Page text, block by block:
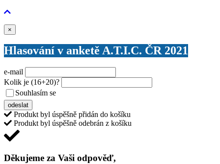
×
Hlasování v anketě A.T.I.C. ČR 2021
e-mail
Kolik je (16+20)?
Souhlasím se
odeslat
Produkt byl úspěšně přidán do košíku
Produkt byl úspěšně odebrán z košíku
Děkujeme za Vaši odpověď,